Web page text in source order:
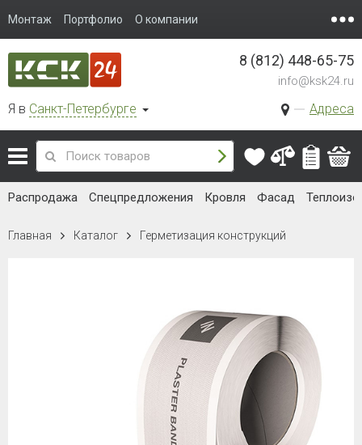
Монтаж Портфолио О компании
Я в Санкт-Петербурге Адреса
8 (812) 448-65-75
info@ksk24.ru
Распродажа Спецпредложения Кровля Фасад
Главная Каталог Герметизация конструкций